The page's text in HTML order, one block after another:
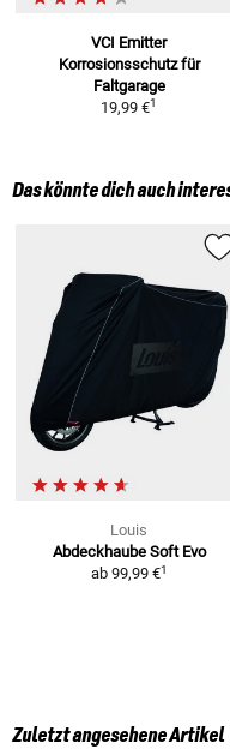
VCI Emitter
Korrosionsschutz für
Faltgarage
19,99 €1
Das könnte dich auch
Louis
Abdeckhaube Soft Evo
ab 99,99 €1
Zuletzt angesehene Artikel